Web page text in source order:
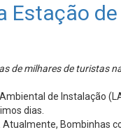
Estação
de milhares de turistas
de Instalação
dias.
Bombinhas